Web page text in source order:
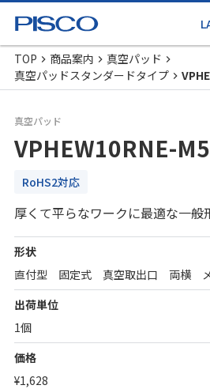
TOP 商品案内
真空パッド
真空パッドスタンダードタイプ
真空パッド
VPHEW10RNE-M5
RoHS2対応
厚くて平らなワークに最適な一般
形状
直付型 固定式 真空取出口 両横
出荷単位
1個
価格
¥1,628